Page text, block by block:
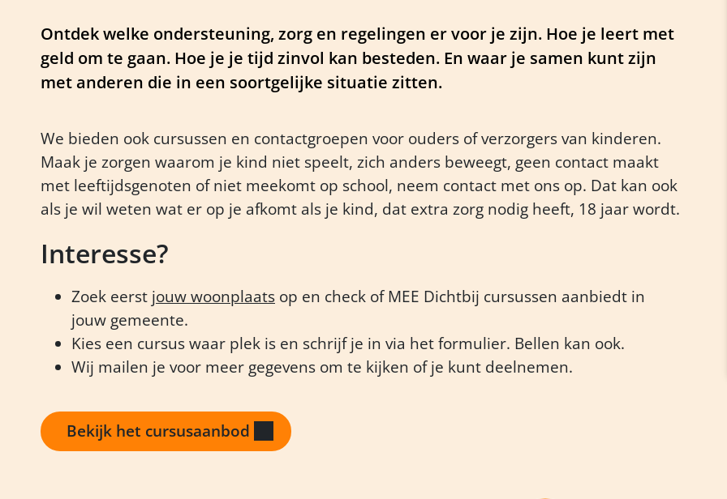
Ontdek welke ondersteuning, zorg en regelingen er voor je zijn. Hoe je leert met
geld om te gaan. Hoe je je tijd zinvol kan besteden. En waar je samen kunt zijn
met anderen die in een soortgelijke situatie zitten.
We bieden ook cursussen en contactgroepen voor ouders of verzorgers van kinderen.
Maak je zorgen waarom je kind niet speelt, zich anders beweegt, geen contact maakt
met leeftijdsgenoten of niet meekomt op school, neem contact met ons op. Dat kan ook
als je wil weten wat er op je afkomt als je kind, dat extra zorg nodig heeft, 18 jaar wordt.
Interesse?
Zoek eerst jouw woonplaats op en check of MEE Dichtbij cursussen aanbiedt in
jouw gemeente.
Kies een cursus waar plek is en schrijf je in via het formulier. Bellen kan ook.
Wij mailen je voor meer gegevens om te kijken of je kunt deelnemen.
Bekijk het cursusaanbod